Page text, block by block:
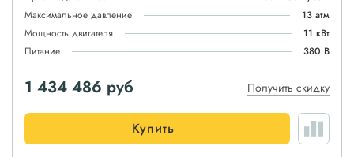
Максимальное давление
13 атм
Мощность двигателя
11 кВт
Питание
380 В
1 434 486 руб Получить скидку
Купить